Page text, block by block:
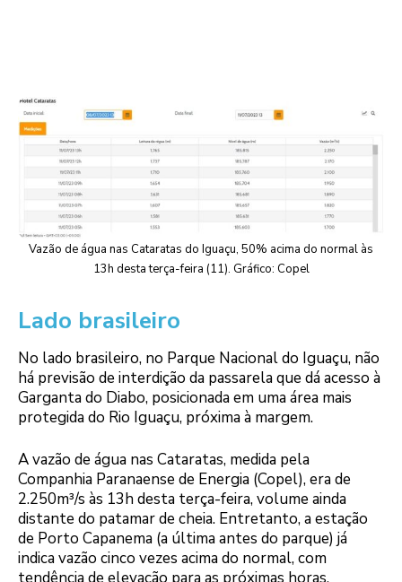
Vazão de água nas Cataratas do Iguaçu, 50% acima do normal às
13h desta terça-feira (11). Gráfico: Copel
Lado brasileiro
No lado brasileiro, no Parque Nacional do Iguaçu, não
há previsão de interdição da passarela que dá acesso à
Garganta do Diabo, posicionada em uma área mais
protegida do Rio Iguaçu, próxima à margem.
A vazão de água nas Cataratas, medida pela
Companhia Paranaense de Energia (Copel), era de
2.250m³/s às 13h desta terça-feira, volume ainda
distante do patamar de cheia. Entretanto, a estação
de Porto Capanema (a última antes do parque) já
indica vazão cinco vezes acima do normal, com